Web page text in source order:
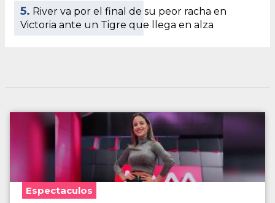
5. River va por el final de su peor racha en
Victoria ante un Tigre que llega en alza
Espectaculos